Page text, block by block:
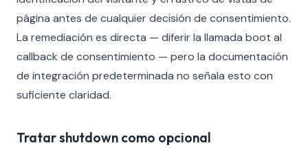
página antes de cualquier decisión de consentimiento.
La remediación es directa — diferir la llamada boot al
callback de consentimiento — pero la documentación
de integración predeterminada no señala esto con
suficiente claridad.
Tratar shutdown como opcional